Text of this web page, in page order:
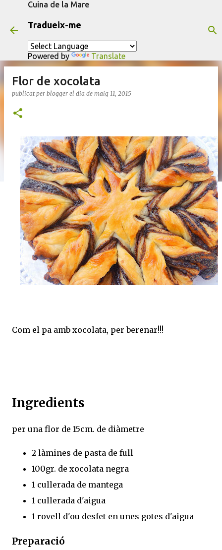
Cuina de la Mare
Tradueix-me
Powered by Translate
Flor de xocolata
publicat per blogger el dia de maig 11, 2015
Com el pa amb xocolata, per berenar!!!
Ingredients
per una flor de 15cm. de diàmetre
2 làmines de pasta de full
100gr. de xocolata negra
1 cullerada de mantega
1 cullerada d'aigua
1 rovell d'ou desfet en unes gotes d'aigua
Preparació